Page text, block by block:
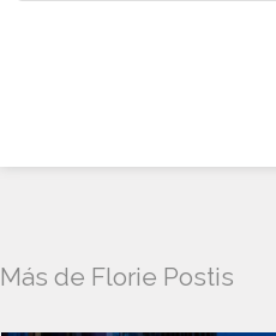
Más de Florie Postis